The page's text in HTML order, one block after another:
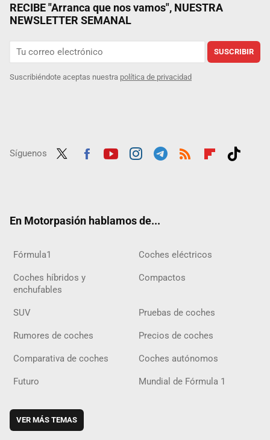
RECIBE "Arranca que nos vamos", NUESTRA
NEWSLETTER SEMANAL
SUSCRIBIR
Suscribiéndote aceptas nuestra política de privacidad
Síguenos
En Motorpasión hablamos de...
Fórmula1 Coches eléctricos
Coches híbridos y
enchufables
Compactos
SUV Pruebas de coches
Rumores de coches Precios de coches
Comparativa de coches Coches autónomos
Futuro Mundial de Fórmula 1
VER MÁS TEMAS